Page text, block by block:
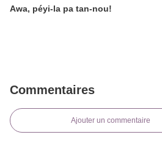
Awa, péyi-la pa tan-nou!
Commentaires
Ajouter un commentaire